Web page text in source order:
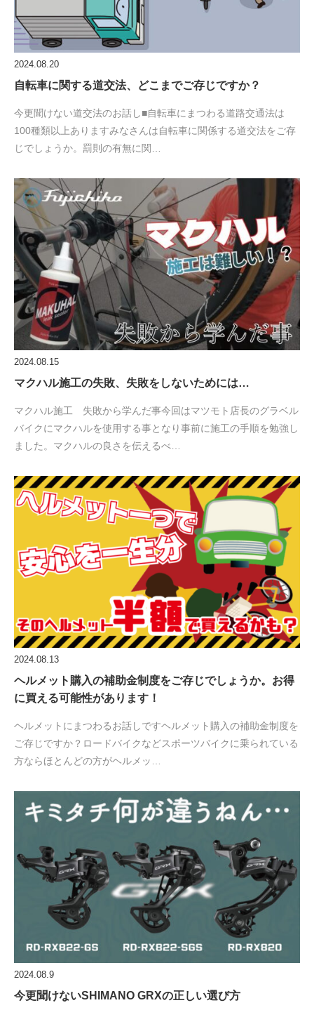
2024.08.20
自転車に関する道交法、どこまでご存じですか？
今更聞けない道交法のお話し■自転車にまつわる道路交通法は
100種類以上ありますみなさんは自転車に関係する道交法をご存
じでしょうか。罰則の有無に関…
2024.08.15
マクハル施工の失敗、失敗をしないためには…
マクハル施工 失敗から学んだ事今回はマツモト店長のグラベル
バイクにマクハルを使用する事となり事前に施工の手順を勉強し
ました。マクハルの良さを伝えるべ…
2024.08.13
ヘルメット購入の補助金制度をご存じでしょうか。お得
に買える可能性があります！
ヘルメットにまつわるお話しですヘルメット購入の補助金制度を
ご存じですか？ロードバイクなどスポーツバイクに乗られている
方ならほとんどの方がヘルメッ…
2024.08.9
今更聞けないSHIMANO GRXの正しい選び方